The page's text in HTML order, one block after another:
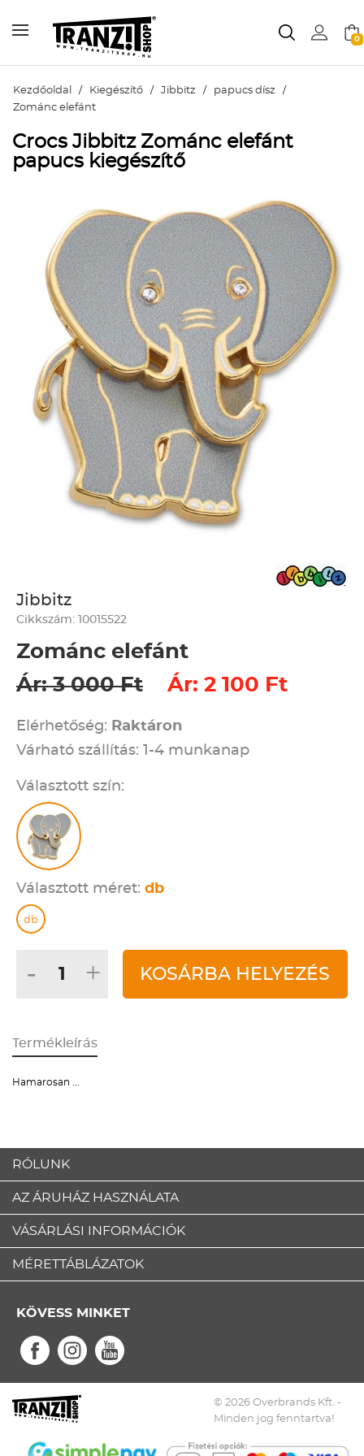
0
Kezdőoldal / Kiegészítő / Jibbitz / papucs dísz /
Zománc elefánt
Crocs Jibbitz Zománc elefánt
papucs kiegészítő
Jibbitz
Cikkszám: 10015522
Zománc elefánt
Ár: 3 000 Ft
Ár: 2 100 Ft
Elérhetőség: Raktáron
Várható szállítás: 1-4 munkanap
Választott szín:
Választott méret: db
db
- + KOSÁRBA HELYEZÉS
Termékleírás
Hamarosan ...
RÓLUNK
AZ ÁRUHÁZ HASZNÁLATA
VÁSÁRLÁSI INFORMÁCIÓK
MÉRETTÁBLÁZATOK
KÖVESS MINKET
© 2026 Overbrands Kft. -
Minden jog fenntartva!